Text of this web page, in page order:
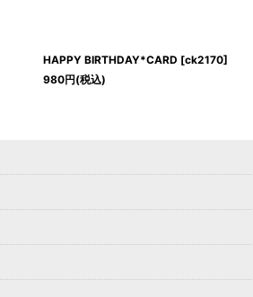
HAPPY BIRTHDAY*CARD [ck2170]
980円(税込)